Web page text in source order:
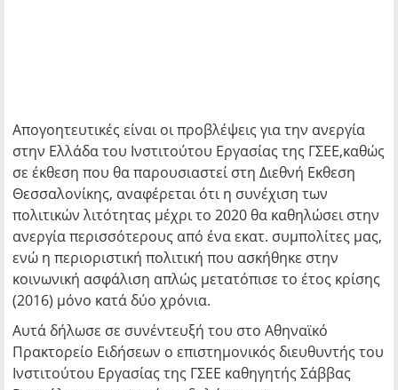
Απογοητευτικές είναι οι προβλέψεις για την ανεργία
στην Ελλάδα του Ινστιτούτου Εργασίας της ΓΣΕΕ,καθώς
σε έκθεση που θα παρουσιαστεί στη Διεθνή Εκθεση
Θεσσαλονίκης, αναφέρεται ότι η συνέχιση των
πολιτικών λιτότητας μέχρι το 2020 θα καθηλώσει στην
ανεργία περισσότερους από ένα εκατ. συμπολίτες μας,
ενώ η περιοριστική πολιτική που ασκήθηκε στην
κοινωνική ασφάλιση απλώς μετατόπισε το έτος κρίσης
(2016) μόνο κατά δύο χρόνια.
Αυτά δήλωσε σε συνέντευξή του στο Αθηναϊκό
Πρακτορείο Ειδήσεων ο επιστημονικός διευθυντής του
Ινστιτούτου Εργασίας της ΓΣΕΕ καθηγητής Σάββας